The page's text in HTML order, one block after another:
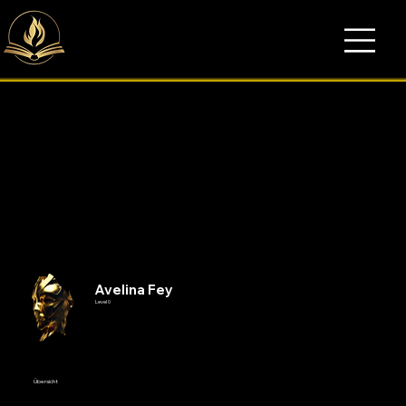
Übersicht
Avelina Fey
Level 0